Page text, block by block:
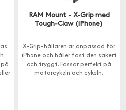
på
RAM Mount - X-Grip med
Tough-Claw (iPhone)
X-Grip-hållaren är anpassad för
iPhone och håller fast den säkert
och tryggt. Passar perfekt på
motorcykeln och cykeln.